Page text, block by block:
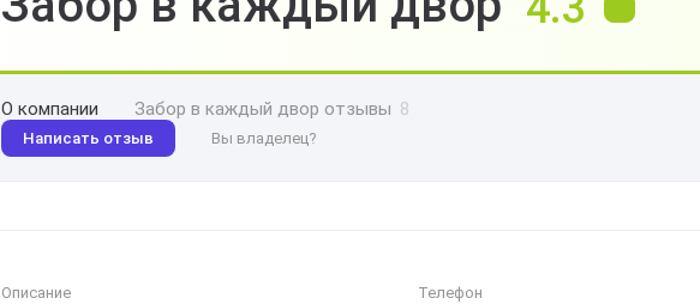
О компании Забор в каждый двор отзывы 8
Написать отзыв Вы владелец?
Описание Телефон